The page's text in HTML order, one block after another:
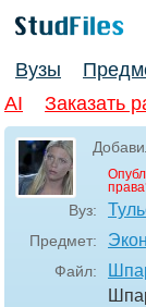
Вузы
AI
Заказать
Вуз:
Предмет:
Файл: